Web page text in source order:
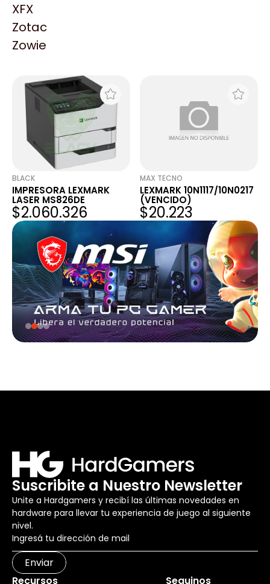
XFX
Zotac
Zowie
TRYHARDWARE
TONER LEXMARK
C782X1CG CYAN
BLACK
IMPRESORA LEXMARK
LASER MS826DE
$2.060.326
MAX TECNO
LEXMARK 10N1117/10N0217
(VENCIDO)
$20.223
Suscribite a Nuestro Newsletter
Unite a Hardgamers y recibí las últimas novedades en
hardware para llevar tu experiencia de juego al siguiente
nivel.
Enviar
Recursos
Seguinos